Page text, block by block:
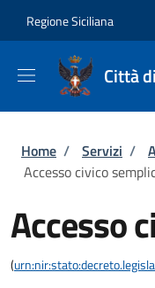
Regione Siciliana
Città
Briciole di
Home / Servizi /
Accesso civico
Accesso
(